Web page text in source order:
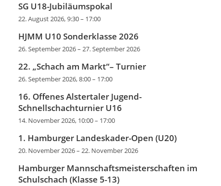
SG U18-Jubiläumspokal
22. August 2026, 9:30– 17:00
HJMM U10 Sonderklasse 2026
26. September 2026–27. September 2026
22. „Schach am Markt“– Turnier
26. September 2026, 8:00– 17:00
16. Offenes Alstertaler Jugend-
Schnellschachturnier U16
14. November 2026, 10:00– 17:00
1. Hamburger Landeskader-Open (U20)
20. November 2026–22. November 2026
Hamburger Mannschaftsmeisterschaften im
Schulschach (Klasse 5-13)